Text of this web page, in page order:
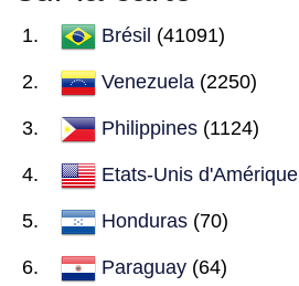
Brésil (41091)
Venezuela (2250)
Philippines (1124)
Etats-Unis d'Amérique
Honduras (70)
Paraguay (64)